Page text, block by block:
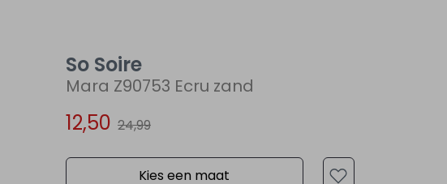
So Soire
Mara Z90753 Ecru zand
12,50 24,99
Kies een maat